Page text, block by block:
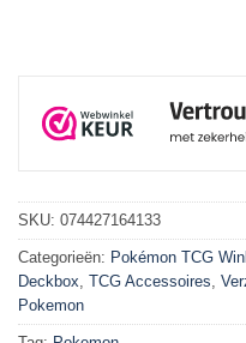
SKU: 074427164133
Categorieën: Pokémon TCG
Deckbox TCG Accessoires
Pokemon